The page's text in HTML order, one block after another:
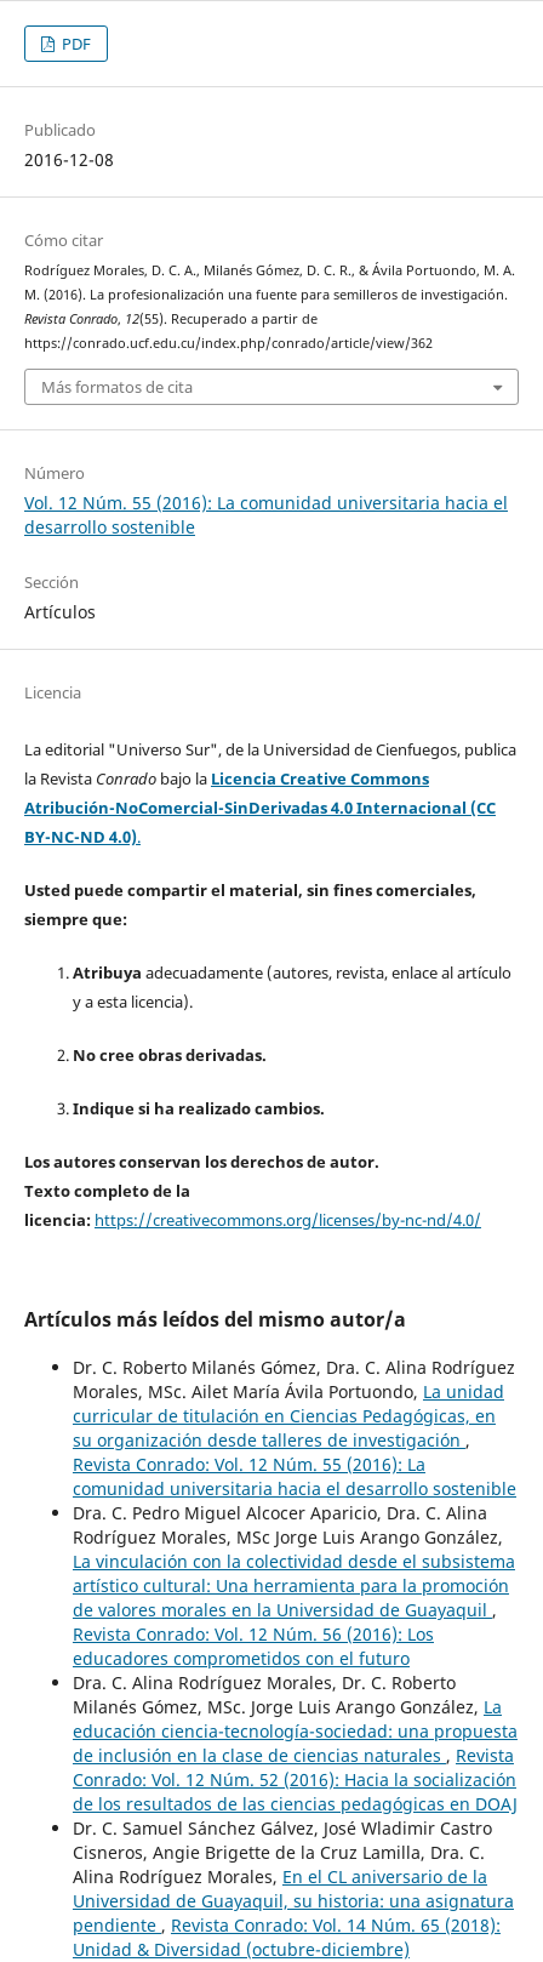
PDF
Publicado
2016-12-08
Cómo citar
Rodríguez Morales, D. C. A., Milanés Gómez, D. C. R., & Ávila Portuondo, M. A.
M. (2016). La profesionalización una fuente para semilleros de investigación.
Revista Conrado, 12(55). Recuperado a partir de
https://conrado.ucf.edu.cu/index.php/conrado/article/view/362
Más formatos de cita
Número
Vol. 12 Núm. 55 (2016): La comunidad universitaria hacia el
desarrollo sostenible
Sección
Artículos
Licencia
La editorial "Universo Sur", de la Universidad de Cienfuegos, publica
la Revista Conradobajo la Licencia Creative Commons
Atribución-NoComercial-SinDerivadas 4.0 Internacional (CC
BY-NC-ND 4.0).
Usted puede compartir el material, sin fines comerciales,
siempre que:
Atribuya adecuadamente (autores, revista, enlace al artículo
y a esta licencia).
No cree obras derivadas.
Indique si ha realizado cambios.
Los autores conservan los derechos de autor.
Texto completo de la
licencia: https://creativecommons.org/licenses/by-nc-nd/4.0/
Artículos más leídos del mismo autor/a
Dr. C. Roberto Milanés Gómez, Dra. C. Alina Rodríguez
Morales, MSc. Ailet María Ávila Portuondo, La unidad
curricular de titulación en Ciencias Pedagógicas, en
su organización desde talleres de investigación ,
Revista Conrado: Vol. 12 Núm. 55 (2016): La
comunidad universitaria hacia el desarrollo sostenible
Dra. C. Pedro Miguel Alcocer Aparicio, Dra. C. Alina
Rodríguez Morales, MSc Jorge Luis Arango González,
La vinculación con la colectividad desde el subsistema
artístico cultural: Una herramienta para la promoción
de valores morales en la Universidad de Guayaquil ,
Revista Conrado: Vol. 12 Núm. 56 (2016): Los
educadores comprometidos con el futuro
Dra. C. Alina Rodríguez Morales, Dr. C. Roberto
Milanés Gómez, MSc. Jorge Luis Arango González, La
educación ciencia-tecnología-sociedad: una propuesta
de inclusión en la clase de ciencias naturales , Revista
Conrado: Vol. 12 Núm. 52 (2016): Hacia la socialización
de los resultados de las ciencias pedagógicas en DOAJ
Dr. C. Samuel Sánchez Gálvez, José Wladimir Castro
Cisneros, Angie Brigette de la Cruz Lamilla, Dra. C.
Alina Rodríguez Morales, En el CL aniversario de la
Universidad de Guayaquil, su historia: una asignatura
pendiente , Revista Conrado: Vol. 14 Núm. 65 (2018):
Unidad & Diversidad (octubre-diciembre)